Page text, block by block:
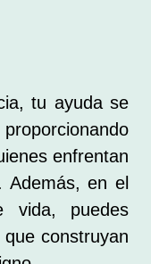
tu ayuda se
enfrentan
Además, en el
vida, puedes
construyan